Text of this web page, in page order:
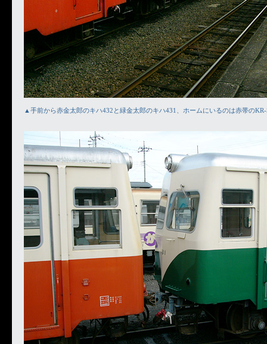
▲手前から赤金太郎のキハ432と緑金太郎のキハ431、ホームにいるのは赤帯の